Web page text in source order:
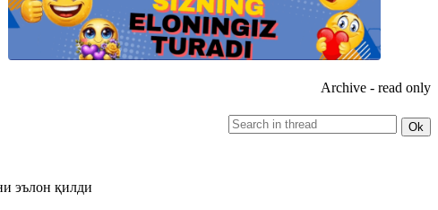
Archive - read only
эълон қилди